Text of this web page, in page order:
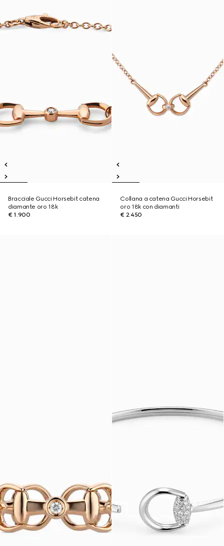
Bracciale Gucci Horsebit catena
diamante oro 18k
€ 1.900
Collana a catena Gucci Horsebit
oro 18k con diamanti
€ 2.450